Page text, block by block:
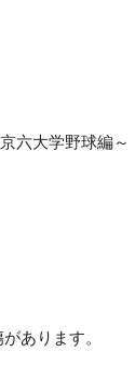
六大学野球編～
あります。